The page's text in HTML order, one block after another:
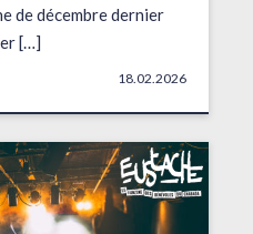
de décembre dernier
[…]
18.02.2026